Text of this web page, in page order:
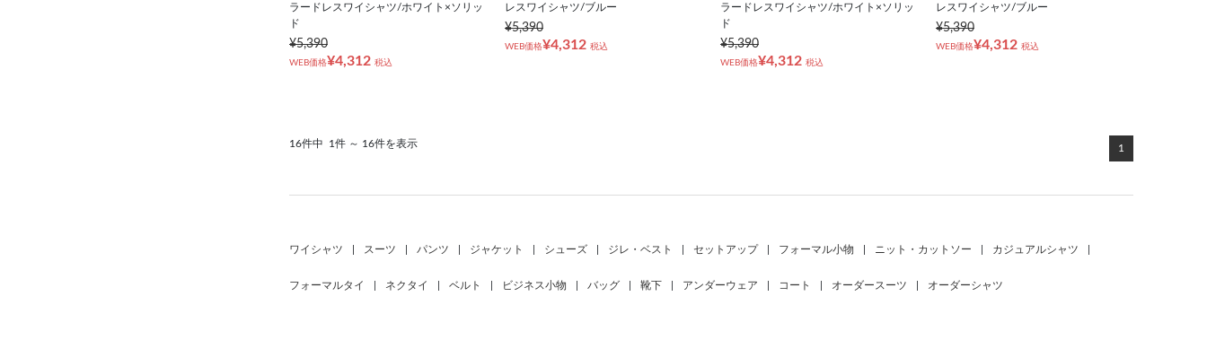
ラードレスワイシャツ/ホワイト×ソリッ
ド
¥5,390
WEB価格¥4,312 税込
レスワイシャツ/ブルー
¥5,390
WEB価格¥4,312 税込
ラードレスワイシャツ/ホワイト×ソリッ
ド
¥5,390
WEB価格¥4,312 税込
レスワイシャツ/ブルー
¥5,390
WEB価格¥4,312 税込
16件中 1件 ～ 16件を表示 1
ワイシャツ スーツ パンツ ジャケット シューズ ジレ・ベスト セットアップ フォーマル小物 ニット・カットソー カジュアルシャツ
フォーマルタイ ネクタイ ベルト ビジネス小物 バッグ 靴下 アンダーウェア コート オーダースーツ オーダーシャツ